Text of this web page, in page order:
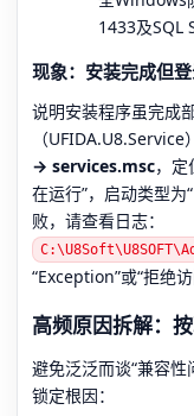
1433及SQL
现象：安装完成但登
说明安装程序虽完成
（UFIDA.U8.Service
→ services.msc，定
在运行”，启动类型为
败，请查看日志：
“Exception”或“拒绝访
高频原因拆解：
避免泛泛而谈“兼容
锁定根因：